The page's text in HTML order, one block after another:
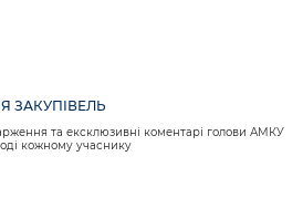
ЗАКУПІВЕЛЬ
та ексклюзивні коментарі голови АМКУ
кожному учаснику